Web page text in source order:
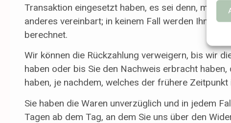
Transaktion eingesetzt haben, es sei denn, mit
anderes vereinbart; in keinem Fall werden Ihnen
berechnet.
Wir können die Rückzahlung verweigern, bis wir
haben oder bis Sie den Nachweis erbracht
haben, je nachdem, welches der frühere Zeitpunkt
Sie haben die Waren unverzüglich und in jedem
Tagen ab dem Tag, an dem Sie uns über den